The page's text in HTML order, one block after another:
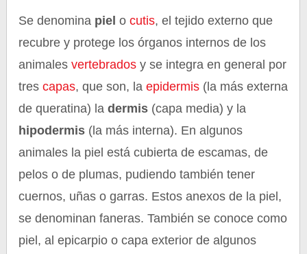
Se denomina piel ocutis, el tejido externo que
recubre y protege los órganos internos de los
animalesvertebrados y se integra en general por
tres capas, que son, laepidermis (la más externa
de queratina) ladermis (capa media) y la
hipodermis (la más interna). En algunos
animales la piel está cubierta de escamas, de
pelos o de plumas, pudiendo también tener
cuernos, uñas o garras. Estos anexos de la piel,
se denominan faneras. También se conoce como
piel, al epicarpio o capa exterior de algunos